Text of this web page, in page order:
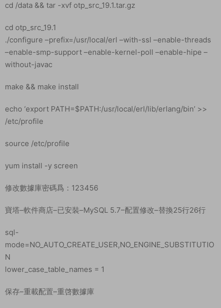
cd /data && tar -xvf otp_src_19.1.tar.gz
cd otp_src_19.1
./configure –prefix=/usr/local/erl –with-ssl –enable-threads
–enable-smp-support –enable-kernel-poll –enable-hipe –
without-javac
make && make install
echo ‘export PATH=$PATH:/usr/local/erl/lib/erlang/bin’ >>
/etc/profile
source /etc/profile
yum install -y screen
修改數據庫密碼爲：123456
寶塔–軟件商店–已安裝–MySQL 5.7–配置修改–替換25行26行
sql-
mode=NO_AUTO_CREATE_USER,NO_ENGINE_SUBSTITUTIO
N
lower_case_table_names = 1
保存–重載配置–重啓數據庫